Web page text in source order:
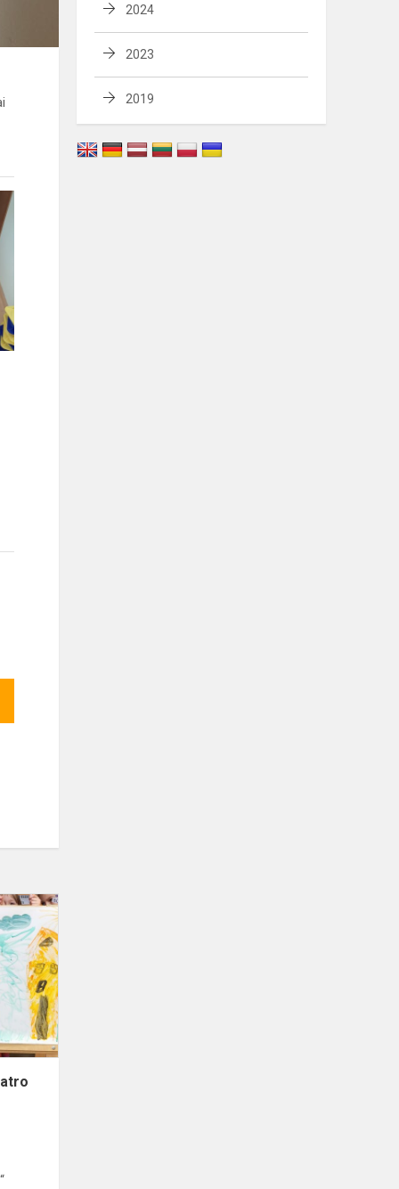
Paminėta
„Tarptautinė
Teatro
diena“
2024
2023
2019